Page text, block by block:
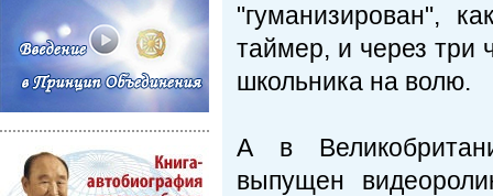
"гуманизирован",
таймер, и через три
школьника на волю.
А в
выпущен